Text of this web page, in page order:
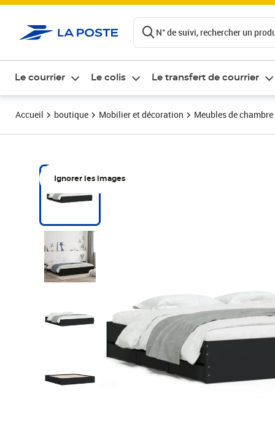
N° de suivi, rechercher un
Le courrier Le colis Le transfert de courrier
Accueil boutique Mobilier et décoration Meubles de chambre
Ignorer les images